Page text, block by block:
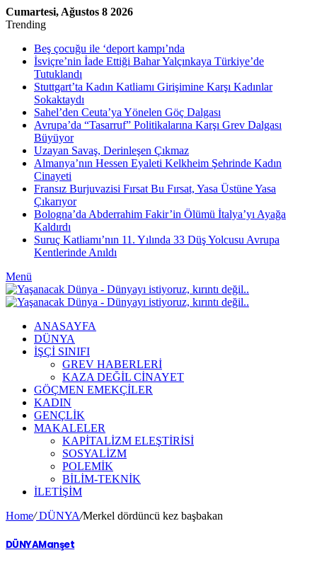
Cumartesi, Ağustos 8 2026
Trending
Beş çocuğu ile ‘deport kampı’nda
İsviçre’nin İade Ettiği Bahar Yalçınkaya Türkiye’de
Tutuklandı
Stuttgart’ta Kadın Katliamı Girişimine Karşı Kadınlar
Sokaktaydı
Sahel’den Ceuta’ya Yönelen Göç Dalgası
Avrupa’da “Tasarruf” Politikalarına Karşı Grev Dalgası
Büyüyor
Uzayan Savaş, Derinleşen Çıkmaz
Almanya’nın Hessen Eyaleti Kelkheim Şehrinde Kadın
Cinayeti
Fransız Burjuvazisi Fırsat Bu Fırsat, Yasa Üstüne Yasa
Çıkarıyor
Bologna’da Abderrahim Fakir’in Ölümü İtalya’yı Ayağa
Kaldırdı
Suruç Katliamı’nın 11. Yılında 33 Düş Yolcusu Avrupa
Kentlerinde Anıldı
Menü
ANASAYFA
DÜNYA
İŞÇİ SINIFI
GREV HABERLERİ
KAZA DEĞİL CİNAYET
GÖÇMEN EMEKÇİLER
KADIN
GENÇLİK
MAKALELER
KAPİTALİZM ELEŞTİRİSİ
SOSYALİZM
POLEMİK
BİLİM-TEKNİK
ILETIŞIM
Home/DÜNYA/Merkel dördüncü kez başbakan
DÜNYAManşet